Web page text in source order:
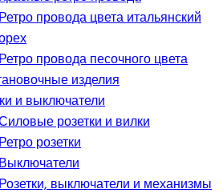
провода цвета итальянский
провода песочного цвета
изделия
и выключатели
розетки и вилки
розетки
выключатели и механизмы